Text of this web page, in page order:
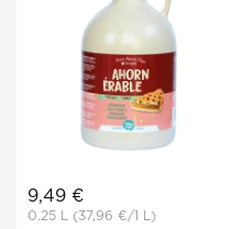
9,49 €
0.25 L (37,96 €/1 L)